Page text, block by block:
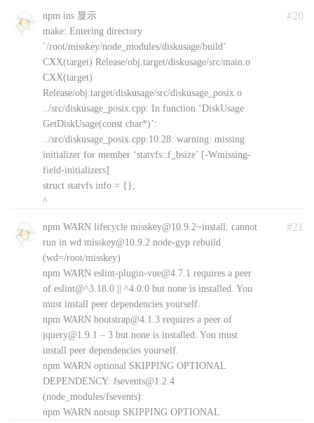
#20
npm ins 显示
make: Entering directory
`/root/misskey/node_modules/diskusage/build’
CXX(target) Release/obj.target/diskusage/src/main.o
CXX(target)
Release/obj.target/diskusage/src/diskusage_posix.o
../src/diskusage_posix.cpp: In function ‘DiskUsage
GetDiskUsage(const char*)’:
../src/diskusage_posix.cpp:10:28: warning: missing
initializer for member ‘statvfs::f_bsize’ [-Wmissing-
field-initializers]
struct statvfs info = {};
^
initializer for member ‘statvfs::f_frsize’ [-Wmissing-
field-initializers]
../src/diskusage_posix.cpp:10:28: warning: missing
initializer for member ‘statvfs::f_blocks’ [-Wmissing-
field-initializers]
../src/diskusage_posix.cpp:10:28: warning: missing
initializer for member ‘statvfs::f_bfree’ [-Wmissing-
field-initializers]
../src/diskusage_posix.cpp:10:28: warning: missing
initializer for member ‘statvfs::f_bavail’ [-Wmissing-
field-initializers]
../src/diskusage_posix.cpp:10:28: warning: missing
initializer for member ‘statvfs::f_files’ [-Wmissing-
#21
npm WARN lifecycle misskey@10.9.2~install: cannot
run in wd misskey@10.9.2 node-gyp rebuild
(wd=/root/misskey)
npm WARN eslint-plugin-vue@4.7.1 requires a peer
of eslint@^3.18.0 || ^4.0.0 but none is installed. You
must install peer dependencies yourself.
npm WARN bootstrap@4.1.3 requires a peer of
jquery@1.9.1 – 3 but none is installed. You must
install peer dependencies yourself.
npm WARN optional SKIPPING OPTIONAL
DEPENDENCY: fsevents@1.2.4
(node_modules/fsevents):
npm WARN notsup SKIPPING OPTIONAL